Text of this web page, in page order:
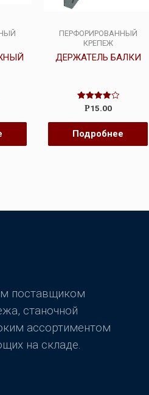
ПЕРФОРИРОВАННЫЙ
КРЕПЕЖ
ДЕРЖАТЕЛЬ БАЛКИ
Оценка
из 5
Р15.00
Подробнее
поставщиком
станочной
ассортиментом
на складе.